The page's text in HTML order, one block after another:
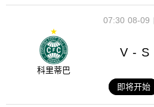
08-09
07:30
科里蒂巴
V - S
即将开始